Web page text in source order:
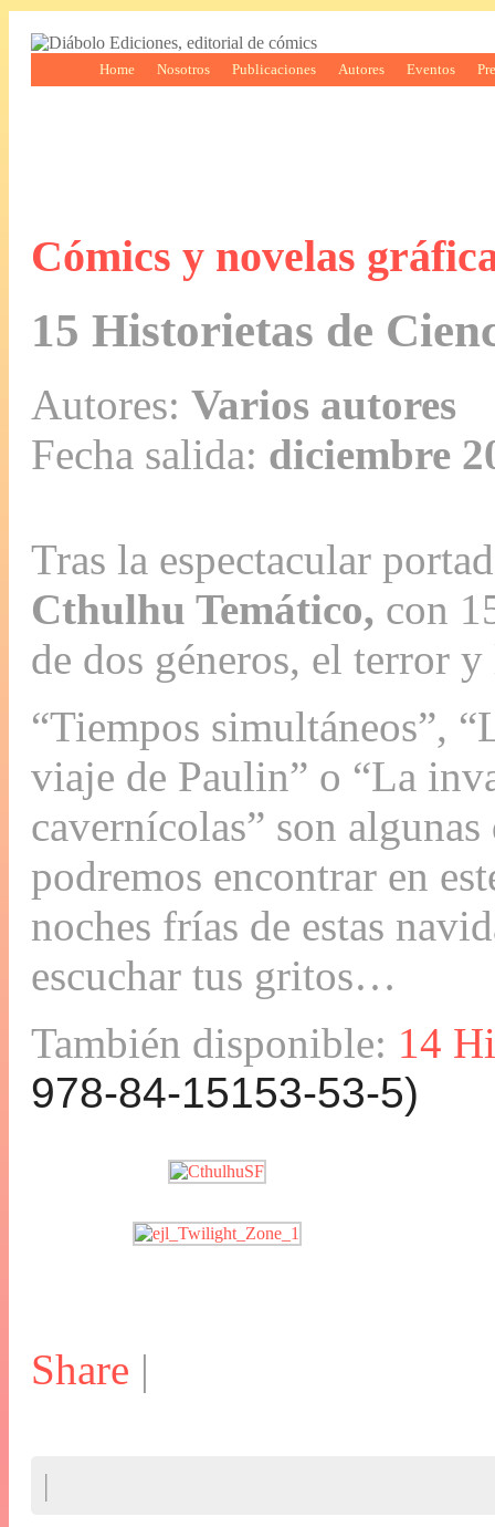
Home Nosotros Publicaciones Autores Eventos
Cómics y novelas
15 Historietas de
Autores: Varios autores
Fecha salida: diciembre
Tras la espectacular
Cthulhu Temático, con
de dos géneros, el terror
“Tiempos simultáneos”,
viaje de Paulin” o “La
cavernícolas” son
podremos encontrar en
noches frías de estas
escuchar tus gritos…
También disponible: 14
978-84-15153-53-5)
Share |
|